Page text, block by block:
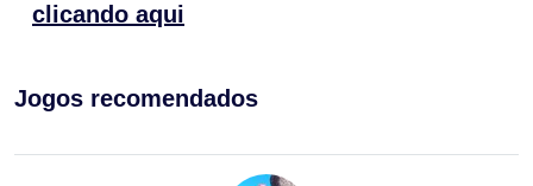
clicando aqui
Jogos recomendados